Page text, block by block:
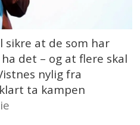
sikre at de som har
det – og at flere skal
nylig fra
ta kampen